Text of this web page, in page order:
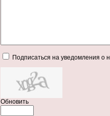
Подписаться на уведомления о
Обновить